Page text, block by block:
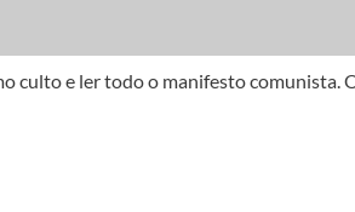
culto e ler todo o manifesto comunista.